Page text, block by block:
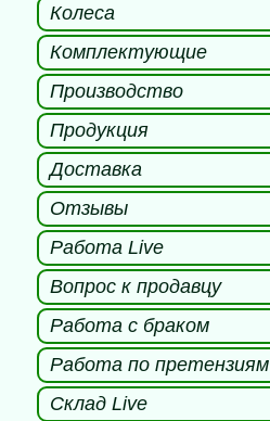
Колеса
Комплектующие
Производство
Продукция
Доставка
Отзывы
Работа Live
Вопрос к продавцу
Работа с браком
Работа по претензиям
Склад Live